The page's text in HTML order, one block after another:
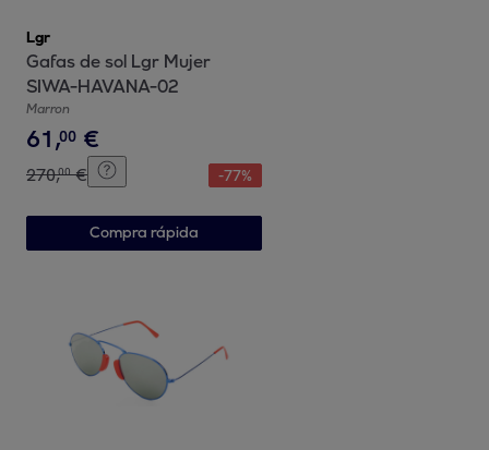
Lgr
Gafas de sol Lgr Mujer
SIWA-HAVANA-02
Marron
61,00 €
270,00 € -77%
Compra rápida